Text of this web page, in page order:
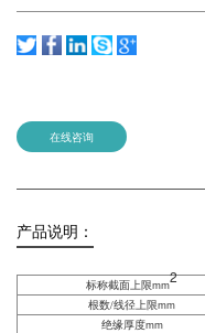
在线咨询
产品说明：
标称截面上限mm2
根数/线径上限mm
绝缘厚度mm